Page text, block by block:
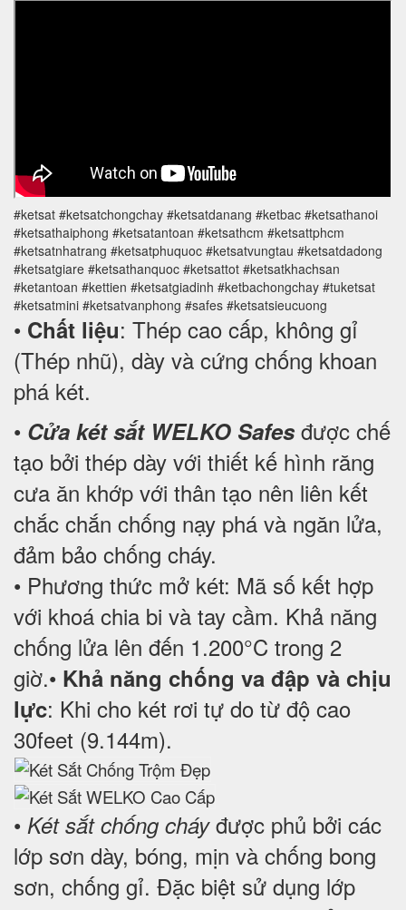
#ketsat #ketsatchongchay #ketsatdanang #ketbac #ketsathanoi
#ketsathaiphong #ketsatantoan #ketsathcm #ketsattphcm
#ketsatnhatrang #ketsatphuquoc #ketsatvungtau #ketsatdadong
#ketsatgiare #ketsathanquoc #ketsattot #ketsatkhachsan
#ketantoan #kettien #ketsatgiadinh #ketbachongchay #tuketsat
#ketsatmini #ketsatvanphong #safes #ketsatsieucuong
• Chất liệu: Thép cao cấp, không gỉ
(Thép nhũ), dày và cứng chống khoan
phá két.
• Cửa két sắt WELKO Safesđược chế
tạo bởi thép dày với thiết kế hình răng
cưa ăn khớp với thân tạo nên liên kết
chắc chắn chống nạy phá và ngăn lửa,
đảm bảo chống cháy.
• Phương thức mở két: Mã số kết hợp
với khoá chia bi và tay cầm. Khả năng
chống lửa lên đến 1.200°C trong 2
giờ.• Khả năng chống va đập và chịu
lực: Khi cho két rơi tự do từ độ cao
30feet (9.144m).
• Két sắt chống cháyđược phủ bởi các
lớp sơn dày, bóng, mịn và chống bong
sơn, chống gỉ. Đặc biệt sử dụng lớp